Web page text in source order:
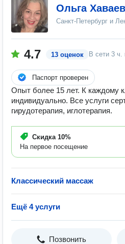
Ольга
Санкт-Петербург и
4.7 13 оценок В сети 3 ч.
Паспорт проверен
Опыт более 15 лет. К каждому
индивидуально. Все услуги
гирудотерапия, иглотерапия.
Скидка 10%
На первое посещение
Классический массаж
Ещё 4 услуги
Позвонить